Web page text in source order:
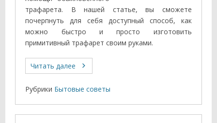
трафарета. В нашей статье, вы сможете
почерпнуть для себя доступный способ, как
можно быстро и просто изготовить
примитивный трафарет своим руками.
Читать далее
Рубрики Бытовые советы